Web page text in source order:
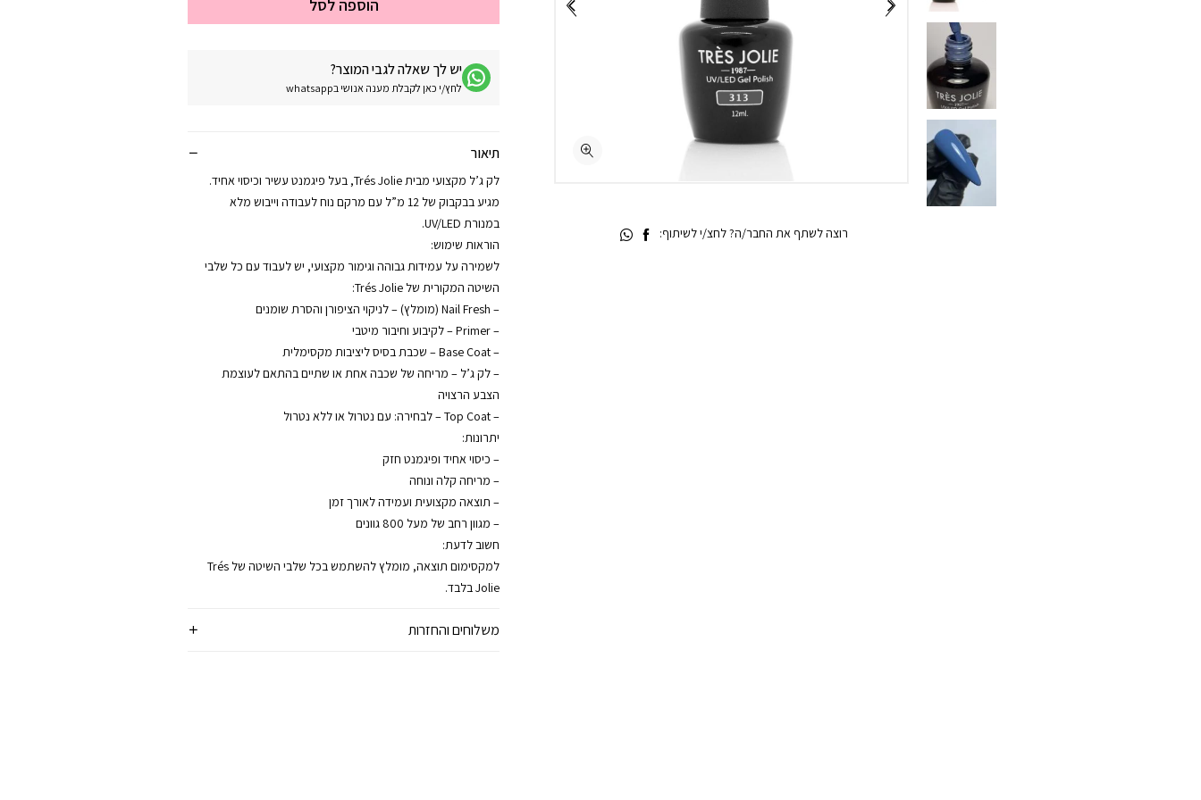
הוספה לסל
יש לך שאלה לגבי המוצר?
לחץ/י כאן לקבלת מענה אנושי בwhatsapp
תיאור
לק ג’ל מקצועי מבית Trés Jolie, בעל פיגמנט עשיר וכיסוי אחיד.
מגיע בבקבוק של 12 מ”ל עם מרקם נוח לעבודה וייבוש מלא
במנורת UV/LED.
הוראות שימוש:
לשמירה על עמידות גבוהה וגימור מקצועי, יש לעבוד עם כל שלבי
השיטה המקורית של Trés Jolie:
– Nail Fresh (מומלץ) – לניקוי הציפורן והסרת שומנים
– Primer – לקיבוע וחיבור מיטבי
– Base Coat – שכבת בסיס ליציבות מקסימלית
– לק ג’ל – מריחה של שכבה אחת או שתיים בהתאם לעוצמת
הצבע הרצויה
– Top Coat – לבחירה: עם נטרול או ללא נטרול
יתרונות:
– כיסוי אחיד ופיגמנט חזק
– מריחה קלה ונוחה
– תוצאה מקצועית ועמידה לאורך זמן
– מגוון רחב של מעל 800 גוונים
חשוב לדעת:
למקסימום תוצאה, מומלץ להשתמש בכל שלבי השיטה של Trés
Jolie בלבד.
משלוחים והחזרות
רוצה לשתף את החבר/ה? לחצ/י לשיתוף: